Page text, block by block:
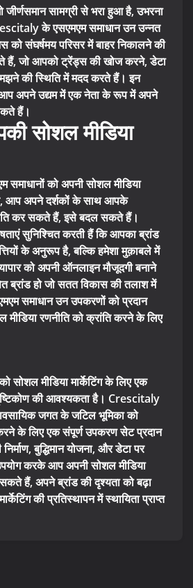
जीर्णसमान सामग्री से भरा हुआ है, उभरना
के एसएमएम समाधान उन उन्नत
संघर्षमय परिसर में बाहर निकालने की
हैं, जो आपको ट्रेंड्स की खोज करने, डेटा
की स्थिति में मदद करते हैं। इन
अपने उद्यम में एक नेता के रूप में अपने
हैं।
सोशल मीडिया
को अपनी सोशल मीडिया
आप अपने दर्शकों के साथ आपके
कर सकते हैं, इसे बदल सकते हैं।
सुनिश्चित करती हैं कि आपका ब्रांड
के अनुरूप है, बल्कि हमेशा मुक़ाबले में
को अपनी ऑनलाइन मौजूदगी बनाने
ब्रांड हो जो सतत विकास की तलाश में
समाधान उन उपकरणों को प्रदान
रणनीति को क्रांति करने के लिए
सोशल मीडिया मार्केटिंग के लिए एक
की आवश्यकता है। Crescitaly
जगत के जटिल भूमिका को
के लिए एक संपूर्ण उपकरण सेट प्रदान
बुद्धिमान योजना, और डेटा पर
करके आप अपनी सोशल मीडिया
हैं, अपने ब्रांड की दृश्यता को बढ़ा
की प्रतिस्थापन में स्थायिता प्राप्त